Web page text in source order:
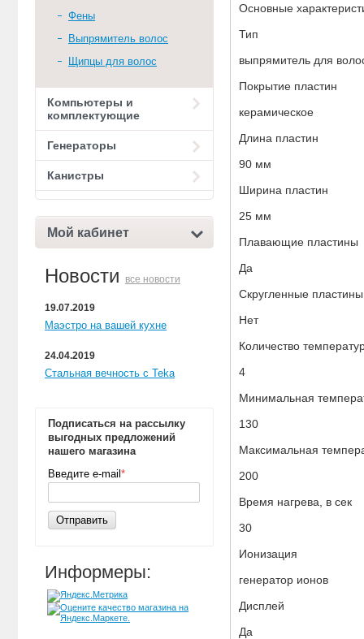
Фены
Выпрямитель волос
Щипцы для волос
Компьютеры и
комплектующие
Генераторы
Канистры
Мой кабинет
Новости все новости
19.07.2019
Маэстро на вашей кухне
24.04.2019
Стальная вечность с Teka
Подписаться на рассылку
выгодных предложений
нашего магазина
Введите e-mail *
Отправить
Информеры:
Основные
Тип
выпрямитель для
Покрытие пластин
керамическое
Длина пластин
90 мм
Ширина пластин
25 мм
Плавающие пластины
Да
Скругленные пластины
Нет
Количество
4
Минимальная
130
Максимальная
200
Время нагрева, в сек
30
Ионизация
генератор ионов
Дисплей
Да